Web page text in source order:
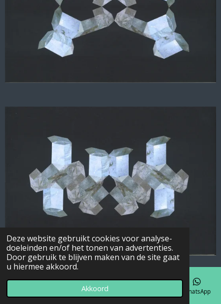
Deze website gebruikt cookies voor analyse-
doeleinden en/of het tonen van advertenties.
Door gebruik te blijven maken van de site gaat
u hiermee akkoord.
Akkoord
Telefoonnummer WhatsApp